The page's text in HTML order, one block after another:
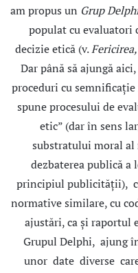
am propus un Grup
populat cu evaluatori
decizie etică (v.
Dar până să ajungă
proceduri cu
spune procesului de
etic” (dar în sens
substratului moral
dezbaterea publică
principiul publicităţii),
normative similare, cu
ajustări, ca şi raportul
Grupul Delphi, ajung
unor date diverse